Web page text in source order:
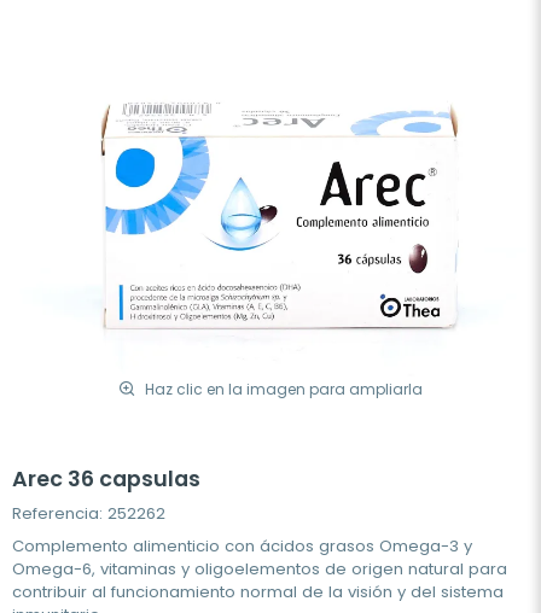
Haz clic en la imagen para ampliarla
Arec 36 capsulas
Referencia: 252262
Complemento alimenticio con ácidos grasos Omega-3 y
Omega-6, vitaminas y oligoelementos de origen natural para
contribuir al funcionamiento normal de la visión y del sistema